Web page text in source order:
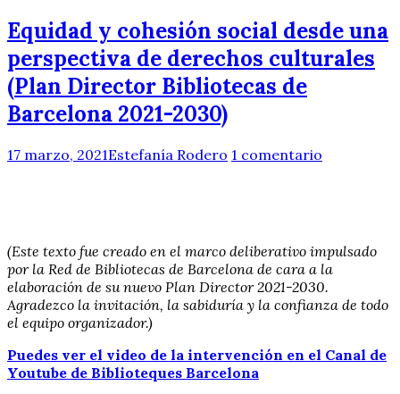
Equidad y cohesión social desde una
perspectiva de derechos culturales
(Plan Director Bibliotecas de
Barcelona 2021-2030)
17 marzo, 2021Estefanía Rodero 1 comentario
(Este texto fue creado en el marco deliberativo impulsado
por la Red de Bibliotecas de Barcelona de cara a la
elaboración de su nuevo Plan Director 2021-2030.
Agradezco la invitación, la sabiduría y la confianza de todo
el equipo organizador.)
Puedes ver el video de la intervención en el Canal de
Youtube de Biblioteques Barcelona